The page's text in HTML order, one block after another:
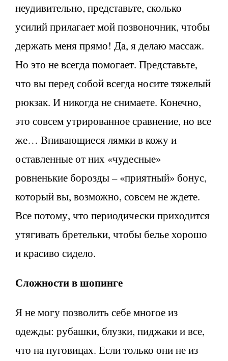
неудивительно, представьте, сколько
усилий прилагает мой позвоночник, чтобы
держать меня прямо! Да, я делаю массаж.
Но это не всегда помогает. Представьте,
что вы перед собой всегда носите тяжелый
рюкзак. И никогда не снимаете. Конечно,
это совсем утрированное сравнение, но все
же… Впивающиеся лямки в кожу и
оставленные от них «чудесные»
ровненькие борозды – «приятный» бонус,
который вы, возможно, совсем не ждете.
Все потому, что периодически приходится
утягивать бретельки, чтобы белье хорошо
и красиво сидело.
Сложности в шопинге
Я не могу позволить себе многое из
одежды: рубашки, блузки, пиджаки и все,
что на пуговицах. Если только они не из